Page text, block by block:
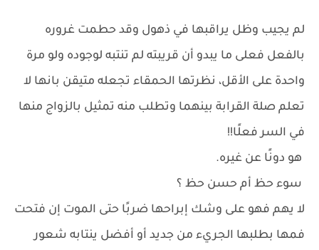
لم يجيب وظل يراقبها في ذهول وقد حطمت غروره
بالفعل فعلى ما يبدو أن قريبته لم تنتبه لوجوده ولو مرة
واحدة على الأقل، نظرتها الحمقاء تجعله متيقن بانها لا
تعلم صلة القرابة بينهما وتطلب منه تمثيل بالزواج منها
في السر فعلًا!!
هو دونًا عن غيره.
سوء حظ أم حسن حظ ؟
لا يهم فهو على وشك إبراحها ضربًا حتى الموت إن فتحت
فمها بطلبها الجريء من جديد أو أفضل ينتابه شعور